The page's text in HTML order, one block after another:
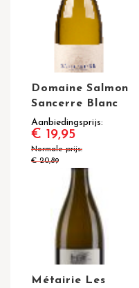
Domaine Salmon
Sancerre Blanc
Aanbiedingsprijs
€ 19,95
Normale prijs
€ 20,89
Métairie Les